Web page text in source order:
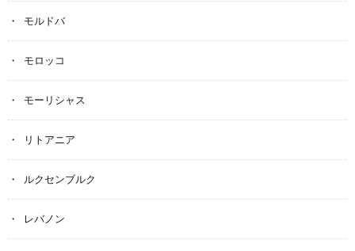
モルドバ
モロッコ
モーリシャス
リトアニア
ルクセンブルク
レバノン